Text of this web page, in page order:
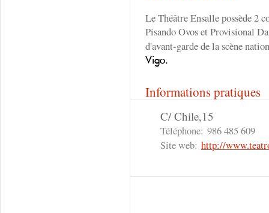
Le Théâtre Ensalle possède 2
Pisando Ovos et Provisional
d'avant-garde de la scène
Vigo.
Informations pratiques
C/ Chile,15
Téléphone: 986 485 609
Site web: http://